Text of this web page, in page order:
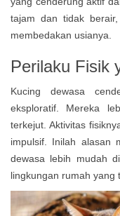
tajam dan tidak
membedakan usianya.
Perilaku Fisik
Kucing dewasa
eksploratif. Mereka
terkejut. Aktivitas
impulsif. Inilah alasan
dewasa lebih mudah
lingkungan rumah yang